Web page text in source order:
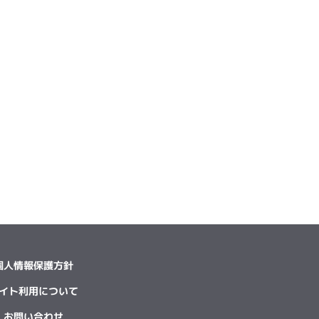
人情報保護方針
ト利用について
お問い合わせ